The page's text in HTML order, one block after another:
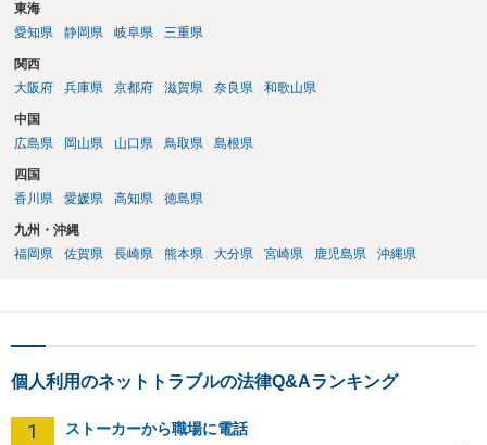
東海
愛知県
静岡県 岐阜県 三重県
関西
大阪府
兵庫県 京都府 滋賀県 奈良県 和歌山県
中国
広島県
岡山県 山口県 鳥取県 島根県
四国
香川県
愛媛県 高知県 徳島県
九州・沖縄
福岡県
佐賀県 長崎県 熊本県 大分県 宮崎県 鹿児島県 沖縄県
個人利用のネットトラブルの法律Q&Aランキング
1 ストーカーから職場に電話